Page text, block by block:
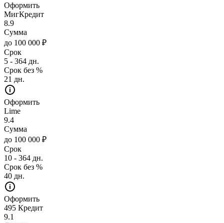
Оформить
МигКредит
8.9
Сумма
до 100 000 ₽
Срок
5 - 364 дн.
Срок без %
21 дн.
Оформить
Lime
9.4
Сумма
до 100 000 ₽
Срок
10 - 364 дн.
Срок без %
40 дн.
Оформить
495 Кредит
9.1